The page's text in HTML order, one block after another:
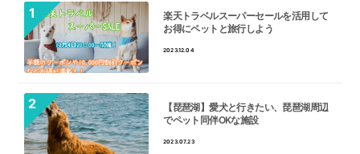
楽天トラベルスーパーセールを活用して
お得にペットと旅行しよう
2023.12.04
【琵琶湖】愛犬と行きたい、琵琶湖周辺
でペット同伴OKな施設
2023.07.23